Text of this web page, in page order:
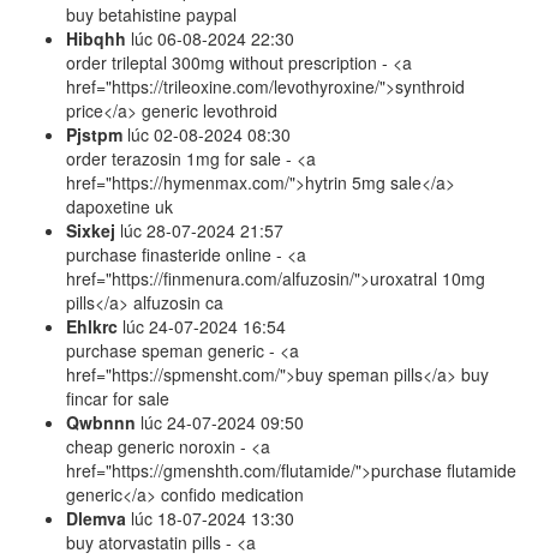
buy betahistine paypal
Hibqhh lúc 06-08-2024 22:30
order trileptal 300mg without prescription - <a
href="https://trileoxine.com/levothyroxine/">synthroid
price</a> generic levothroid
Pjstpm lúc 02-08-2024 08:30
order terazosin 1mg for sale - <a
href="https://hymenmax.com/">hytrin 5mg sale</a>
dapoxetine uk
Sixkej lúc 28-07-2024 21:57
purchase finasteride online - <a
href="https://finmenura.com/alfuzosin/">uroxatral 10mg
pills</a> alfuzosin ca
Ehlkrc lúc 24-07-2024 16:54
purchase speman generic - <a
href="https://spmensht.com/">buy speman pills</a> buy
fincar for sale
Qwbnnn lúc 24-07-2024 09:50
cheap generic noroxin - <a
href="https://gmenshth.com/flutamide/">purchase flutamide
generic</a> confido medication
Dlemva lúc 18-07-2024 13:30
buy atorvastatin pills - <a